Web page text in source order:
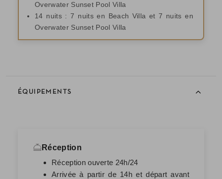
Overwater Sunset Pool Villa
14 nuits : 7 nuits en Beach Villa et 7 nuits en
Overwater Sunset Pool Villa
ÉQUIPEMENTS
Réception
Réception ouverte 24h/24
Arrivée à partir de 14h et départ avant